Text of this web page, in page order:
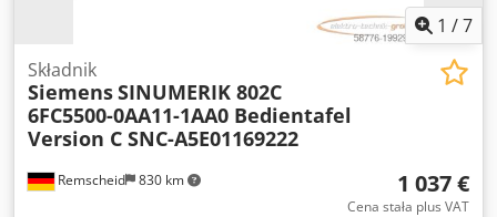
1 /7
Remscheid 830 km
Składnik
SiemensSINUMERIK 802C
6FC5500-0AA11-1AA0 Bedientafel
Version C SNC-A5E01169222
1 037 €
Cena stała plus VAT